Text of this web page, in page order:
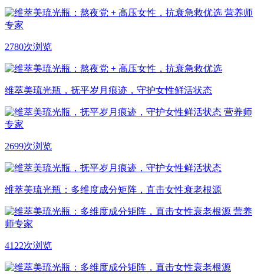
营养师
专家
2780次浏览
维萃美琉光瓶，抚平岁月痕迹，守护女性鲜活状态
营养师
专家
2699次浏览
维萃美琉光瓶：多维度成分矩阵，直击女性衰老根源
营养
师专家
4122次浏览